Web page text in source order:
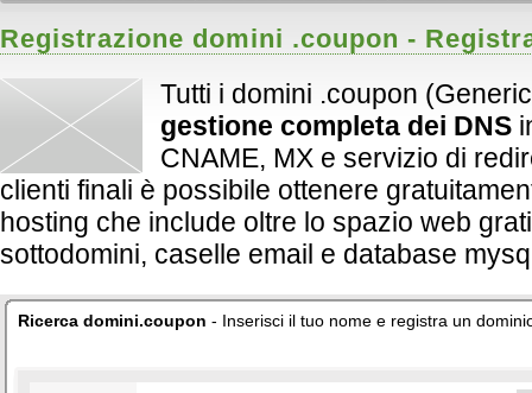
Registrazione domini .coupon -
Tutti i domini .coupon
gestione completa dei DNS
CNAME, MX e servizio di
clienti finali è possibile ottenere
hosting che include oltre lo spazio web
sottodomini, caselle email e database
Ricerca domini.coupon - Inserisci il tuo nome e registra un